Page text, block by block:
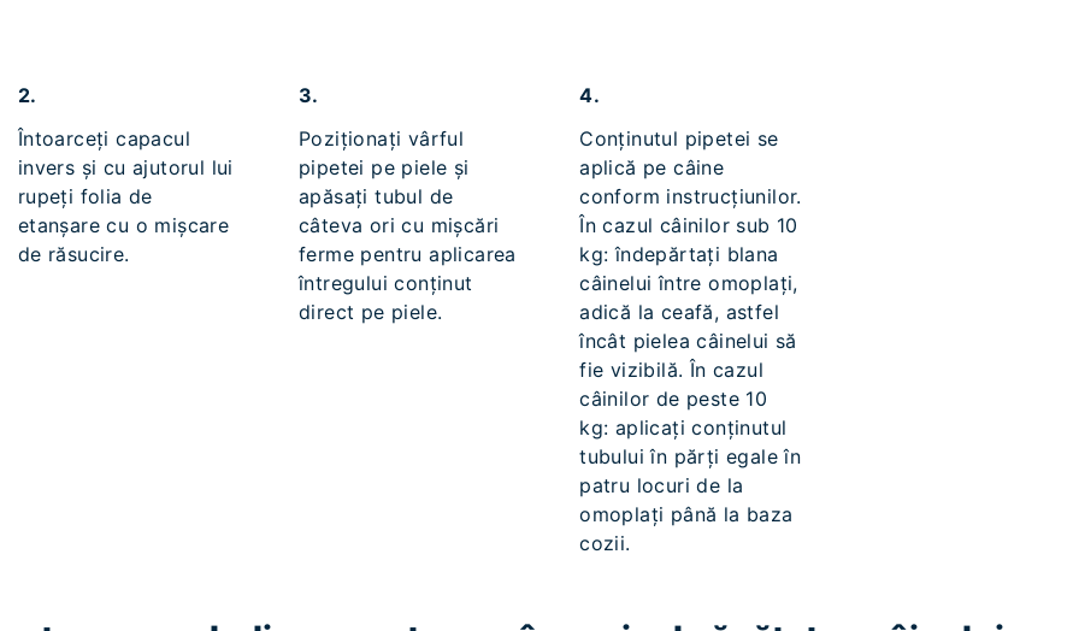
2.
Întoarceți capacul
invers și cu ajutorul lui
rupeți folia de
etanșare cu o mișcare
de răsucire.
3.
Poziționați vârful
pipetei pe piele și
apăsați tubul de
câteva ori cu mișcări
ferme pentru aplicarea
întregului conținut
direct pe piele.
4.
Conținutul pipetei se
aplică pe câine
conform instrucțiunilor.
În cazul câinilor sub 10
kg: îndepărtați blana
câinelui între omoplați,
adică la ceafă, astfel
încât pielea câinelui să
fie vizibilă. În cazul
câinilor de peste 10
kg: aplicați conținutul
tubului în părți egale în
patru locuri de la
omoplați până la baza
cozii.